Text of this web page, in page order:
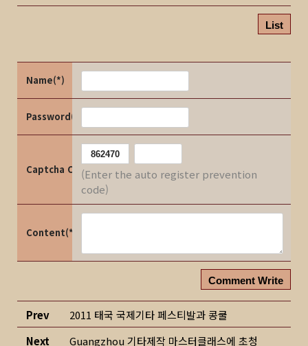
List
Name(*)
Password(*)
Captcha Code(Enter the auto register prevention
code)
Content(*)
Comment Write
Prev
2011 태국 국제기타 페스티발과 콩쿨
Next
Guangzhou 기타제작 마스터클래스에 초청